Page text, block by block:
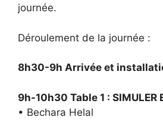
journée.
Déroulement de la journée :
8h30-9h Arrivée et
9h-10h30 Table 1 : SIMULER
• Bechara Helal